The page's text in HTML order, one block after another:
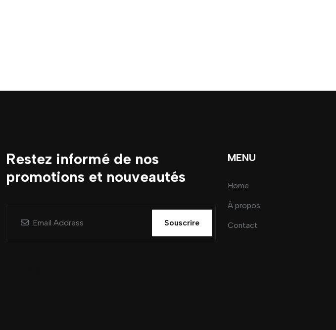
Restez informé de nos
promotions et nouveautés
Souscrire
MENU
Home
À propos
Contact